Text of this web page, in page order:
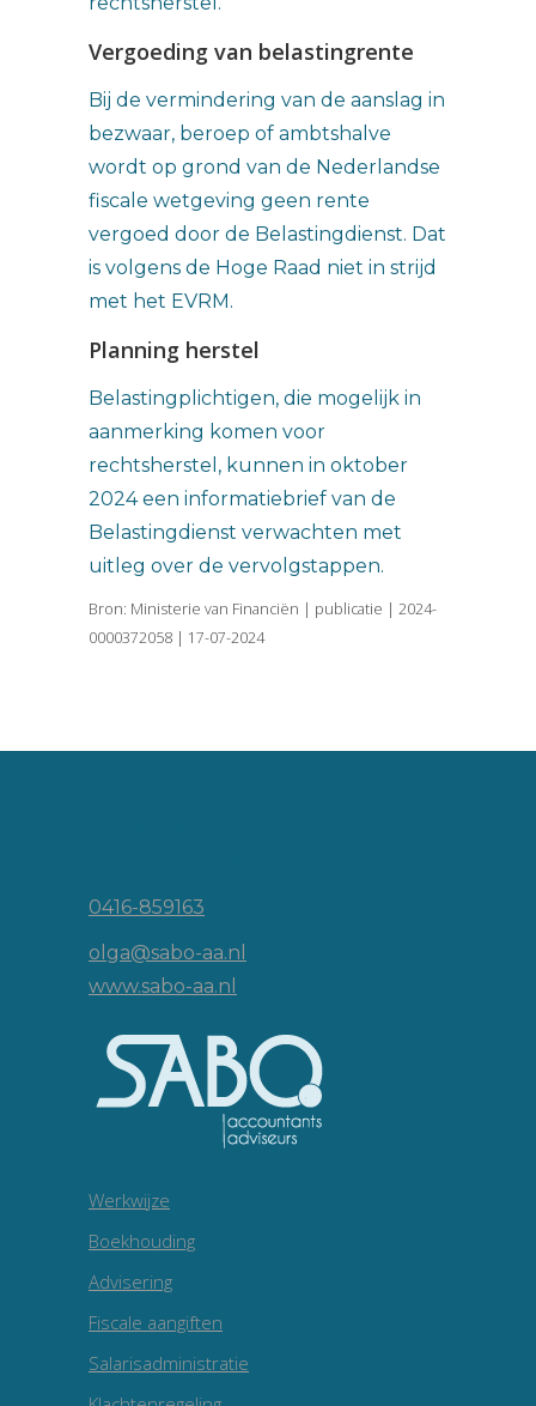
Vergoeding van belastingrente
Bij de vermindering van de aanslag in
bezwaar, beroep of ambtshalve
wordt op grond van de Nederlandse
fiscale wetgeving geen rente
vergoed door de Belastingdienst. Dat
is volgens de Hoge Raad niet in strijd
met het EVRM.
Planning herstel
Belastingplichtigen, die mogelijk in
aanmerking komen voor
rechtsherstel, kunnen in oktober
2024 een informatiebrief van de
Belastingdienst verwachten met
uitleg over de vervolgstappen.
Bron: Ministerie van Financiën | publicatie | 2024-
0000372058 | 17-07-2024
0416-859163
olga@sabo-aa.nl
www.sabo-aa.nl
Werkwijze
Boekhouding
Advisering
Fiscale aangiften
Salarisadministratie